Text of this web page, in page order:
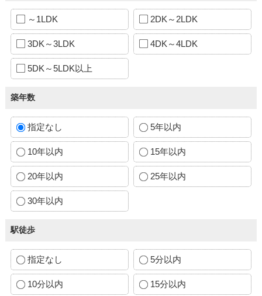
～1LDK 2DK～2LDK
3DK～3LDK 4DK～4LDK
5DK～5LDK以上
築年数
指定なし 5年以内
10年以内 15年以内
20年以内 25年以内
30年以内
駅徒歩
指定なし 5分以内
10分以内 15分以内